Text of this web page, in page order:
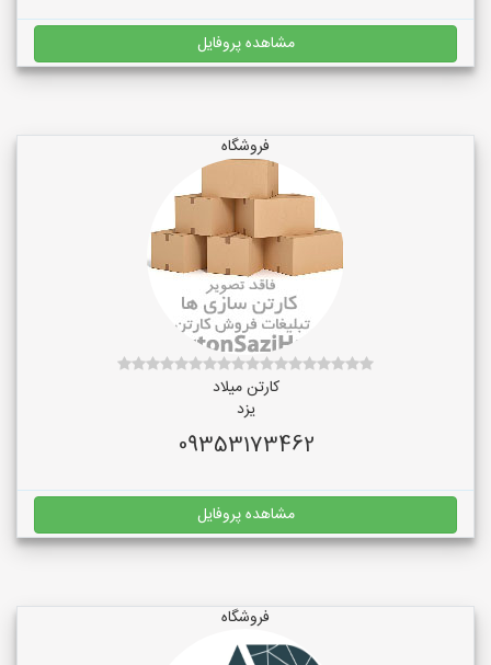
مشاهده پروفایل
فروشگاه
کارتن میلاد
یزد
09353173462
مشاهده پروفایل
فروشگاه